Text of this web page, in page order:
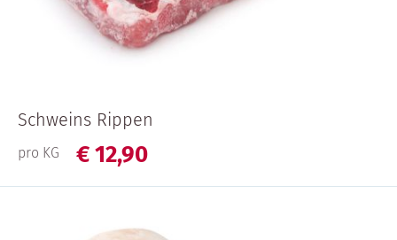
Schweins Rippen
pro KG €12,90